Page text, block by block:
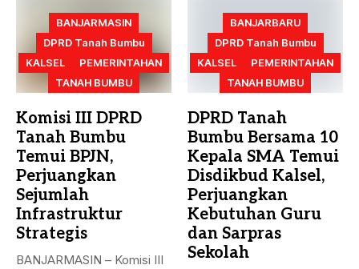
BANJARMASIN
DPRD Tanah Bumbu
KALSEL
PEMERINTAHAN
TANAH BUMBU
Komisi III DPRD
Tanah Bumbu
Temui BPJN,
Perjuangkan
Sejumlah
Infrastruktur
Strategis
BANJARMASIN – Komisi III
BANJARBARU
DPRD Tanah Bumbu
KALSEL
PEMERINTAHAN
TANAH BUMBU
DPRD Tanah
Bumbu Bersama 10
Kepala SMA Temui
Disdikbud Kalsel,
Perjuangkan
Kebutuhan Guru
dan Sarpras
Sekolah